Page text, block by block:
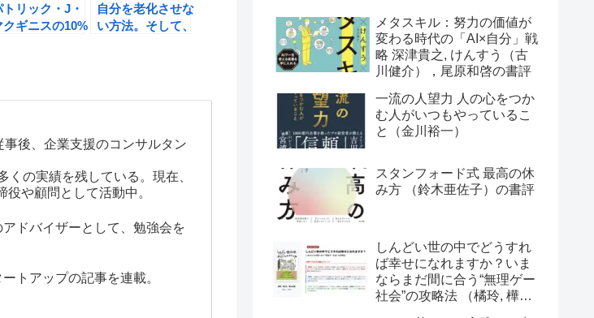
トリック・J・
クギニスの10%
自分を老化させな
い方法。そして、
後、企業支援のコンサルタン
の実績を残している。現在、
や顧問として活動中。
ドバイザーとして、勉強会を
トアップの記事を連載。
メタスキル：努力の価値が
変わる時代の「AI×自分」戦
略 深津貴之, けんすう（古
川健介），尾原和啓の書評
一流の人望力 人の心をつか
む人がいつもやっているこ
と（金川裕一）
スタンフォード式 最高の休
み方 （鈴木亜佐子）の書評
しんどい世の中でどうすれ
ば幸せになれますか？いま
ならまだ間に合う“無理ゲー
社会”の攻略法 （橘玲, 樺山